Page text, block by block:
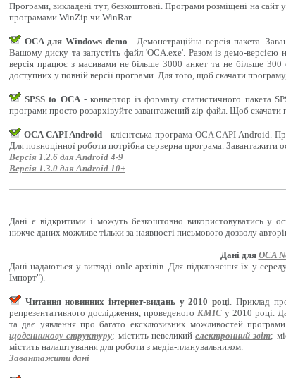
Програми, викладені тут, безкоштовні. Програми розміщені на сайт
програмами WinZip чи WinRar.
OCA для Windows demo - Демонстраційна версія пакета.
Вашому диску та запустіть файл 'OCA.exe'. Разом із демо-версією
версія працює з масивами не більше 3000 анкет та не більше 300
доступних у повній версії програми. Для того, щоб скачати
SPSS to OCA- конвертор із формату статистичного пакета
програми просто розархівуйте завантажений zip-файл. Щоб скачати
OCA CAPI Android - клієнтська програма OCA CAPI Android.
Для повноцінної роботи потрібна серверна програма. Завантажити
Версія 1.2.6 для Android 4-9
Версія 1.3.0 для Android 10+
Дані є відкритими і можуть безкоштовно використовуватись у
нижче даних можливе тільки за наявності письмового дозволу
Дані для OCA
Дані надаються у вигляді onle-архівів. Для підключення їх у
Імпорт").
Читання новинних інтернет-видань у 2010 році. Приклад
репрезентативного дослідження, проведеного КМІС у 2010 році.
та дає уявлення про багато ексклюзивних можливостей
щоденникову структуру; містить невеликий електронний звіт;
містить налаштування для роботи з медіа-планувальником.
Завантажити дані